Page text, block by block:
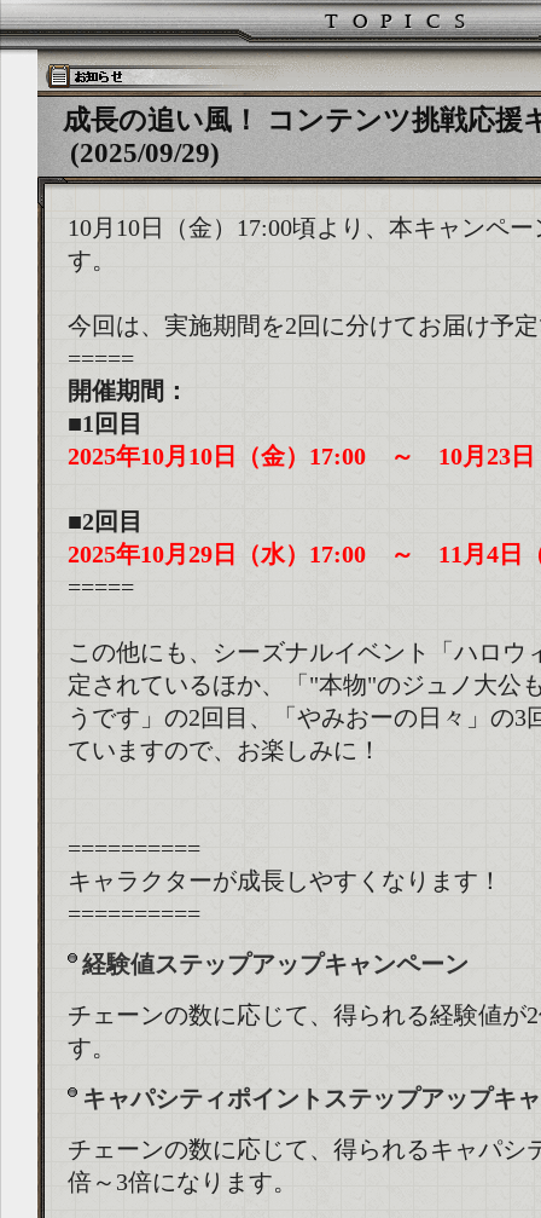
成長の追い風！ コンテンツ挑戦応援
(2025/09/29)
10月10日（金）17:00頃より、本キャンペ
す。
今回は、実施期間を2回に分けてお届け予
=====
開催期間：
■1回目
2025年10月10日（金）17:00 ～ 10月23日
■2回目
2025年10月29日（水）17:00 ～ 11月4日
=====
この他にも、シーズナルイベント「ハロウ
定されているほか、「"本物"のジュノ大公
うです」の2回目、「やみおーの日々」の3
ていますので、お楽しみに！
==========
キャラクターが成長しやすくなります！
==========
経験値ステップアップキャンペーン
チェーンの数に応じて、得られる経験値が
す。
キャパシティポイントステップアップキ
チェーンの数に応じて、得られるキャパシ
倍～3倍になります。